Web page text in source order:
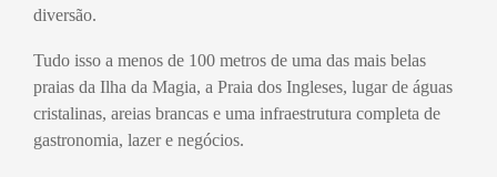
diversão.
Tudo isso a menos de 100 metros de uma das mais belas
praias da Ilha da Magia, a Praia dos Ingleses, lugar de águas
cristalinas, areias brancas e uma infraestrutura completa de
gastronomia, lazer e negócios.